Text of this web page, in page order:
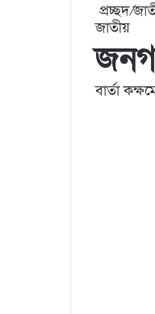
প্রচ্ছদ/
জাতীয়
বার্তা কক্ষ